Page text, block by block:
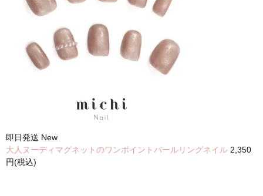
即日発送 New
大人ヌーディマグネットのワンポイントパールリングネイル 2,350
円(税込)